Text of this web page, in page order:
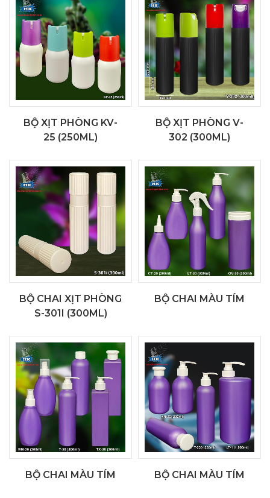
BỘ XỊT PHÒNG KV-
25 (250ML)
BỘ XỊT PHÒNG V-
302 (300ML)
BỘ CHAI XỊT PHÒNG
S-301I (300ML)
BỘ CHAI MÀU TÍM
BỘ CHAI MÀU TÍM BỘ CHAI MÀU TÍM